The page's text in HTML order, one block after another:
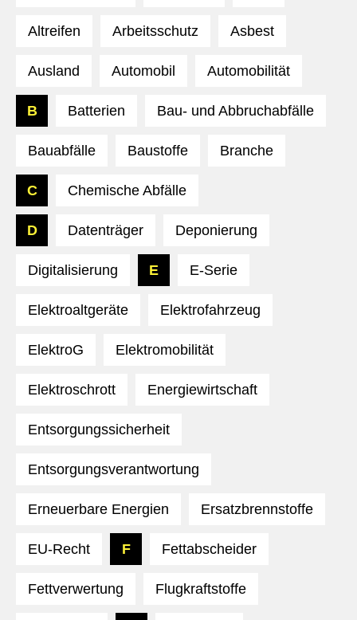
Altreifen Arbeitsschutz Asbest
Ausland Automobil Automobilität
B Batterien Bau- und Abbruchabfälle
Bauabfälle Baustoffe Branche
C Chemische Abfälle
D Datenträger Deponierung
Digitalisierung E E-Serie
Elektroaltgeräte Elektrofahrzeug
ElektroG Elektromobilität
Elektroschrott Energiewirtschaft
Entsorgungssicherheit
Entsorgungsverantwortung
Erneuerbare Energien Ersatzbrennstoffe
EU-Recht F Fettabscheider
Fettverwertung Flugkraftstoffe